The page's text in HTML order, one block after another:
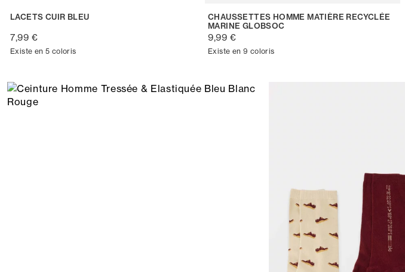
LACETS CUIR BLEU
7,99 €
Existe en 5 coloris
CHAUSSETTES HOMME MATIÈRE RECYCLÉE
MARINE GLOBSOC
9,99 €
Existe en 9 coloris